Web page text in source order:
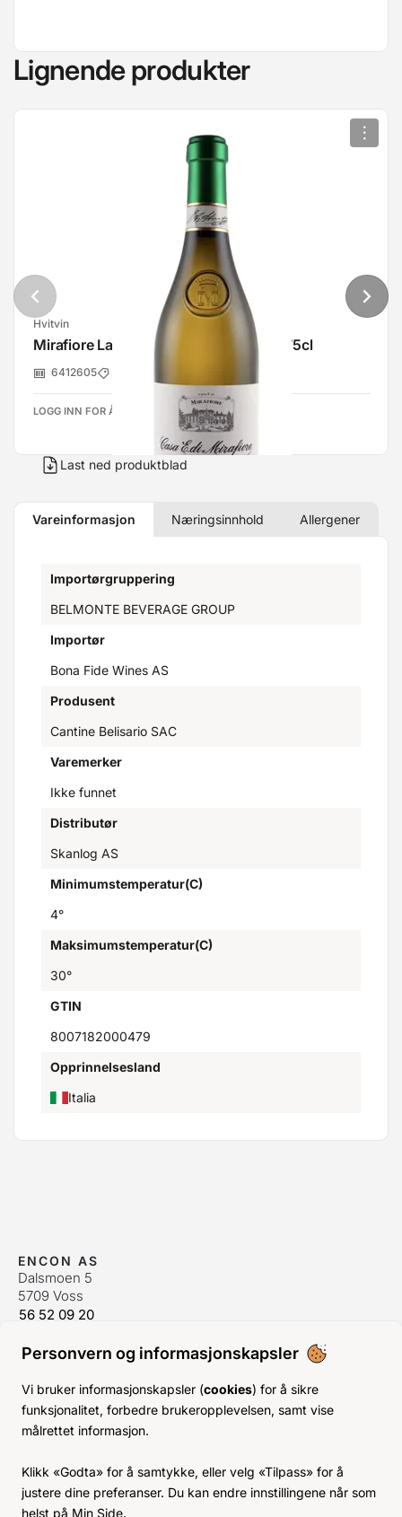
Personvern og informasjonskapsler
Vi bruker informasjonskapsler (cookies) for å sikre
funksjonalitet, forbedre brukeropplevelsen, samt vise
målrettet informasjon.
Klikk «Godta» for å samtykke, eller velg «Tilpass» for å
justere dine preferanser. Du kan endre innstillingene når som
helst på Min Side.
Lignende produkter
Hvitvin
Mirafiore Langhe Nascetta 2021 13% 75cl
6412605
LOGG INN FOR Å SE PRISER
Last ned produktblad
Vareinformasjon Næringsinnhold Allergener
Importørgruppering
BELMONTE BEVERAGE GROUP
Importør
Bona Fide Wines AS
Produsent
Cantine Belisario SAC
Varemerker
Ikke funnet
Distributør
Skanlog AS
Minimumstemperatur(C)
4°
Maksimumstemperatur(C)
30°
GTIN
8007182000479
Opprinnelsesland
Italia
ENCON AS
Dalsmoen 5
5709 Voss
56 52 09 20
ÅPNINGSTIDER ORDREKONTOR
Man-Fre:08–16
Lør-Søn: Stengt
Helligdager: Stengt
KJØPSVILKÅR
BLI KUNDE